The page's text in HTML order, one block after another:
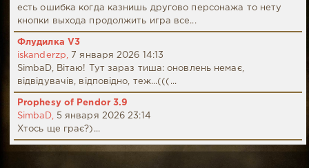
есть ошибка когда казнишь другово персонажа то нету
кнопки выхода продолжить игра все...
Флудилка V3
iskanderzp, 7 января 2026 14:13
SimbaD, Вітаю! Тут зараз тиша: оновлень немає,
відвідувачів, відповідно, теж...(((...
Prophesy of Pendor 3.9
SimbaD, 5 января 2026 23:14
Хтось ще грає?)...